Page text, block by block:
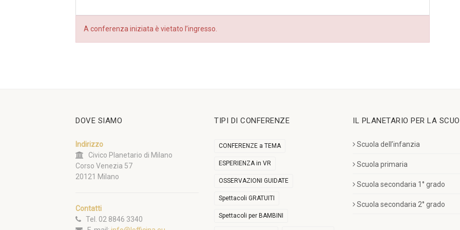
A conferenza iniziata è vietato l’ingresso.
DOVE SIAMO
Indirizzo
Civico Planetario di Milano
Corso Venezia 57
20121 Milano
Contatti
Tel. 02 8846 3340
TIPI DI CONFERENZE
CONFERENZE a TEMA
ESPERIENZA in VR
OSSERVAZIONI GUIDATE
Spettacoli GRATUITI
Spettacoli per BAMBINI
IL PLANETARIO PER LA
Scuola dell’infanzia
Scuola primaria
Scuola secondaria 1° grado
Scuola secondaria 2° grado